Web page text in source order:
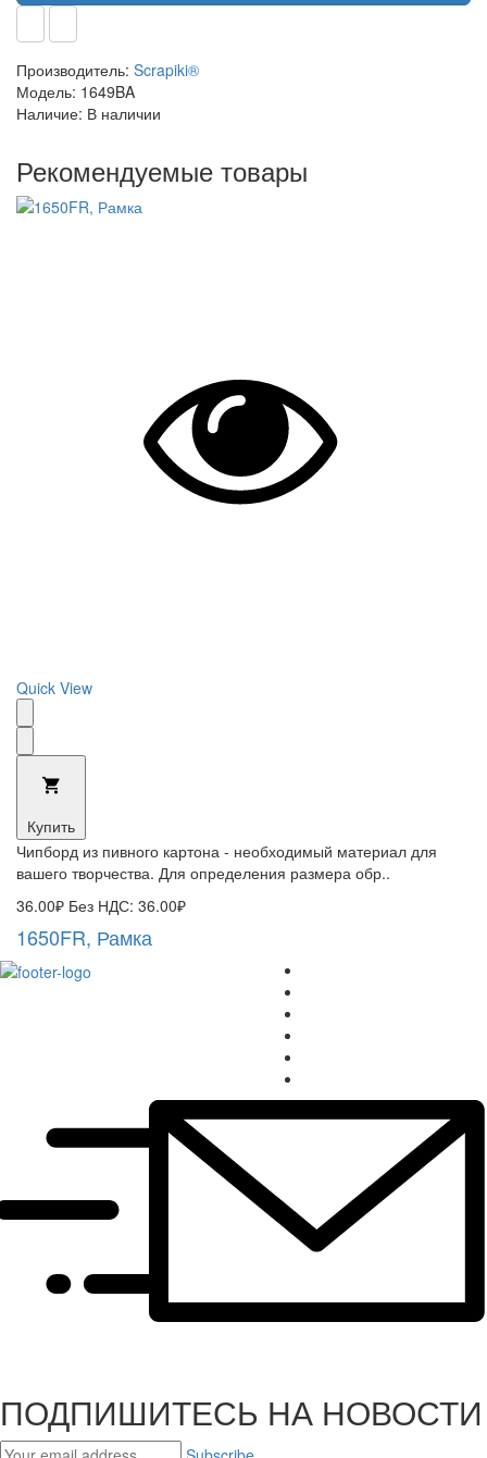
Производитель: Scrapiki®
Модель: 1649BA
Наличие: В наличии
Рекомендуемые товары
Quick View
Купить
Чипборд из пивного картона - необходимый материал для
вашего творчества. Для определения размера обр..
36.00₽ Без НДС: 36.00₽
1650FR, Рамка
ПОДПИШИТЕСЬ НА НОВОСТИ